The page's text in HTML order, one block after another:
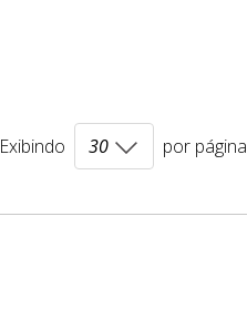
Exibindo por página